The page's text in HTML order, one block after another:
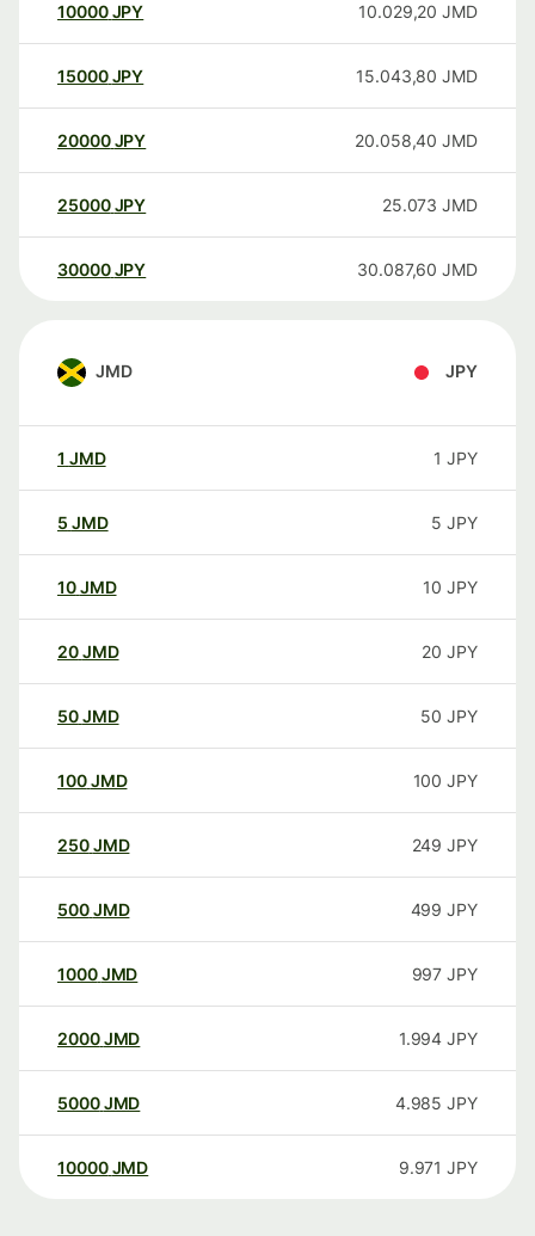
10000 JPY 10.029,20 JMD
15000 JPY 15.043,80 JMD
20000 JPY 20.058,40 JMD
25000 JPY 25.073 JMD
30000 JPY 30.087,60 JMD
JMD JPY
1 JMD 1 JPY
5 JMD 5 JPY
10JMD 10 JPY
20JMD 20 JPY
50JMD 50 JPY
100JMD 100 JPY
250JMD 249 JPY
500JMD 499 JPY
1000JMD 997 JPY
2000JMD 1.994 JPY
5000JMD 4.985 JPY
10000 JMD 9.971 JPY